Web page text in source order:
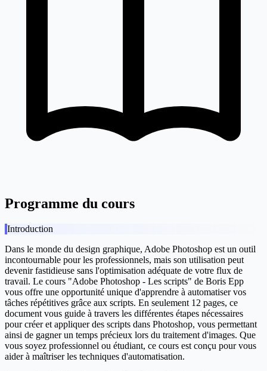
Programme du cours
Introduction
Dans le monde du design graphique, Adobe Photoshop est un outil
incontournable pour les professionnels, mais son utilisation peut
devenir fastidieuse sans l'optimisation adéquate de votre flux de
travail. Le cours "Adobe Photoshop - Les scripts" de Boris Epp
vous offre une opportunité unique d'apprendre à automatiser vos
tâches répétitives grâce aux scripts. En seulement 12 pages, ce
document vous guide à travers les différentes étapes nécessaires
pour créer et appliquer des scripts dans Photoshop, vous permettant
ainsi de gagner un temps précieux lors du traitement d'images. Que
vous soyez professionnel ou étudiant, ce cours est conçu pour vous
aider à maîtriser les techniques d'automatisation.